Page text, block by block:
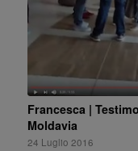
Francesca |
Moldavia
24 Luglio 2016